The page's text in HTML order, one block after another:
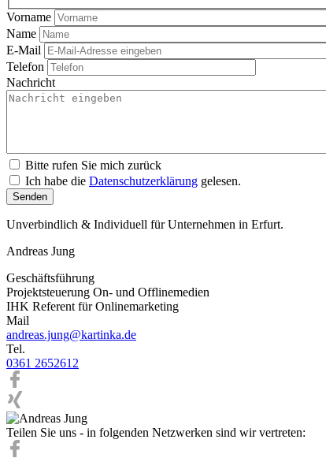
Vorname
Name
E-Mail
Telefon
Nachricht
Bitte rufen Sie mich zurück
Ich habe die Datenschutzerklärung gelesen.
Unverbindlich & Individuell für Unternehmen in Erfurt.
Andreas Jung
Geschäftsführung
Projektsteuerung On- und Offlinemedien
IHK Referent für Onlinemarketing
Mail
andreas.jung@kartinka.de
Tel.
0361 2652612
Teilen Sie uns - in folgenden Netzwerken sind wir vertreten: